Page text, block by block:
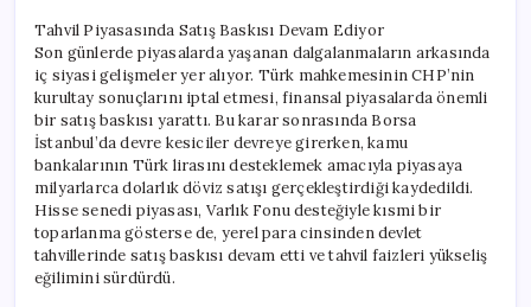
Tahvil Piyasasında Satış Baskısı Devam Ediyor
Son günlerde piyasalarda yaşanan dalgalanmaların arkasında
iç siyasi gelişmeler yer alıyor. Türk mahkemesinin CHP’nin
kurultay sonuçlarını iptal etmesi, finansal piyasalarda önemli
bir satış baskısı yarattı. Bu karar sonrasında Borsa
İstanbul’da devre kesiciler devreye girerken, kamu
bankalarının Türk lirasını desteklemek amacıyla piyasaya
milyarlarca dolarlık döviz satışı gerçekleştirdiği kaydedildi.
Hisse senedi piyasası, Varlık Fonu desteğiyle kısmi bir
toparlanma gösterse de, yerel para cinsinden devlet
tahvillerinde satış baskısı devam etti ve tahvil faizleri yükseliş
eğilimini sürdürdü.